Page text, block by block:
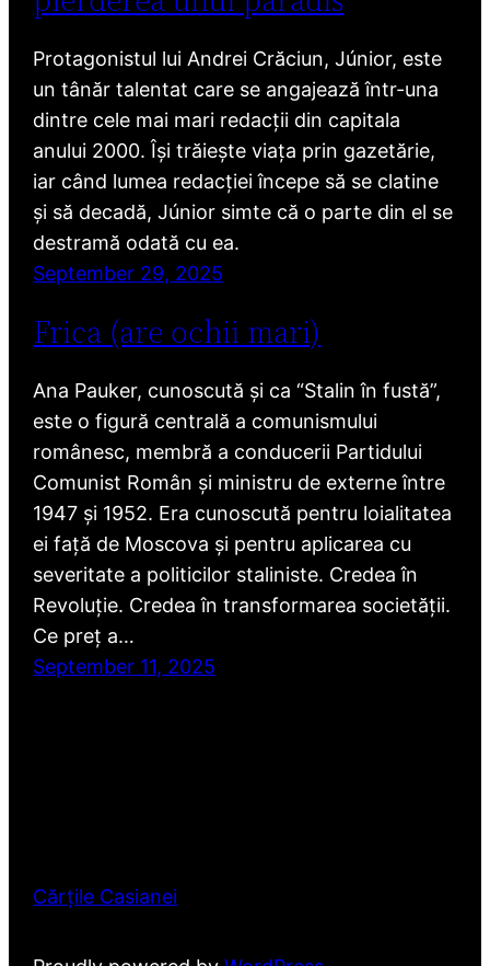
Protagonistul lui Andrei Crăciun, Júnior, este
un tânăr talentat care se angajează într-una
dintre cele mai mari redacții din capitala
anului 2000. Își trăiește viața prin gazetărie,
iar când lumea redacției începe să se clatine
și să decadă, Júnior simte că o parte din el se
destramă odată cu ea.
September 29, 2025
Frica (are ochii mari)
Ana Pauker, cunoscută și ca “Stalin în fustă”,
este o figură centrală a comunismului
românesc, membră a conducerii Partidului
Comunist Român și ministru de externe între
1947 și 1952. Era cunoscută pentru loialitatea
ei față de Moscova și pentru aplicarea cu
severitate a politicilor staliniste. Credea în
Revoluție. Credea în transformarea societății.
Ce preț a…
September 11, 2025
Cărțile Casianei